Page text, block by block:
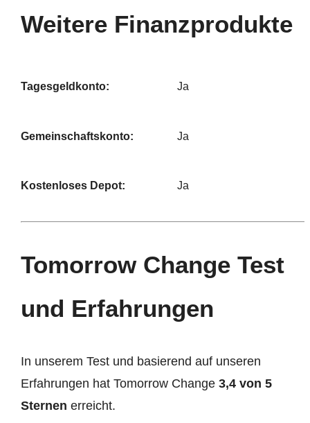
Weitere Finanzprodukte
Tagesgeldkonto: Ja
Gemeinschaftskonto: Ja
Kostenloses Depot: Ja
Tomorrow Change Test
und Erfahrungen
In unserem Test und basierend auf unseren
Erfahrungen hat Tomorrow Change 3,4 von 5
Sternen erreicht.